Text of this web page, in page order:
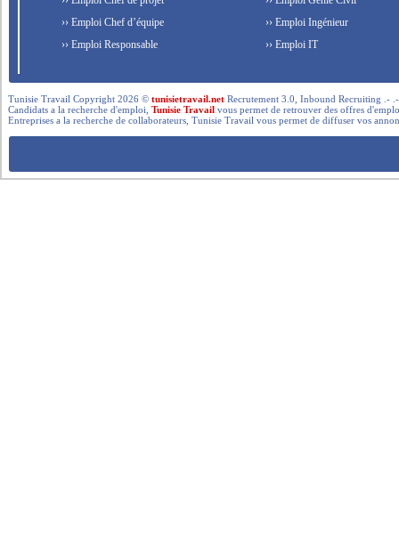
›› Emploi Chef d’équipe
›› Emploi Responsable
›› Emploi Ingénieur
›› Emploi IT
Tunisie Travail Copyright 2026 ©tunisietravail.net Recrutement 3.0, Inbound Recruiting .-
Candidats a la recherche d'emploi,Tunisie Travail vous permet de retrouver des offres
Entreprises a la recherche de collaborateurs, Tunisie Travail vous permet de diffuser vos